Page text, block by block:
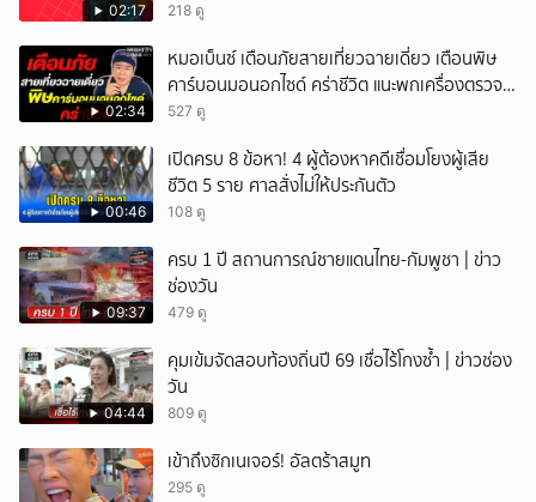
02:17 218 ดู
02:34
หมอเบ็นซ์ เตือนภัยสายเที่ยวฉายเดี่ยว เตือนพิษ
คาร์บอนมอนอกไซด์ คร่าชีวิต แนะพกเครื่องตรวจ
วัดติดตัว
527 ดู
00:46
เปิดครบ 8 ข้อหา! 4 ผู้ต้องหาคดีเชื่อมโยงผู้เสีย
ชีวิต 5 ราย ศาลสั่งไม่ให้ประกันตัว
108 ดู
09:37
ครบ 1 ปี สถานการณ์ชายแดนไทย-กัมพูชา | ข่าว
ช่องวัน
479 ดู
04:44
คุมเข้มจัดสอบท้องถิ่นปี 69 เชื่อไร้โกงซ้ำ | ข่าวช่อง
วัน
809 ดู
เข้าถึงซิกเนเจอร์! อัลตร้าสมูท
295 ดู